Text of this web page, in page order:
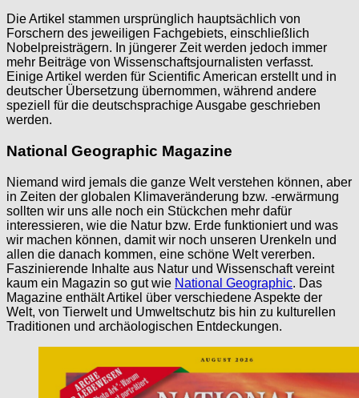
Die Artikel stammen ursprünglich hauptsächlich von
Forschern des jeweiligen Fachgebiets, einschließlich
Nobelpreisträgern. In jüngerer Zeit werden jedoch immer
mehr Beiträge von Wissenschaftsjournalisten verfasst.
Einige Artikel werden für Scientific American erstellt und in
deutscher Übersetzung übernommen, während andere
speziell für die deutschsprachige Ausgabe geschrieben
werden.
National Geographic Magazine
Niemand wird jemals die ganze Welt verstehen können, aber
in Zeiten der globalen Klimaveränderung bzw. -erwärmung
sollten wir uns alle noch ein Stückchen mehr dafür
interessieren, wie die Natur bzw. Erde funktioniert und was
wir machen können, damit wir noch unseren Urenkeln und
allen die danach kommen, eine schöne Welt vererben.
Faszinierende Inhalte aus Natur und Wissenschaft vereint
kaum ein Magazin so gut wie National Geographic. Das
Magazine enthält Artikel über verschiedene Aspekte der
Welt, von Tierwelt und Umweltschutz bis hin zu kulturellen
Traditionen und archäologischen Entdeckungen.